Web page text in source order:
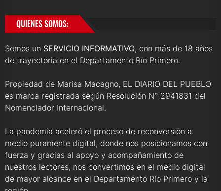
QUIENES SOMOS:
Somos un SERVICIO INFORMATIVO, con más de 18 años
de trayectoria en el Departamento Río Primero.
Propiedad de Marisa Macagno, EL DIARIO DEL PUEBLO
es marca registrada según Resolución N° 2941831 del
Nomenclador Internacional.
La pandemia aceleró el proceso de reconversión a
medio puramente digital, donde nos posicionamos con
fuerza y gracias al apoyo y acompañamiento de
nuestros lectores, nos convertimos en el medio digital
de mayor alcance en el Departamento Río Primero y la